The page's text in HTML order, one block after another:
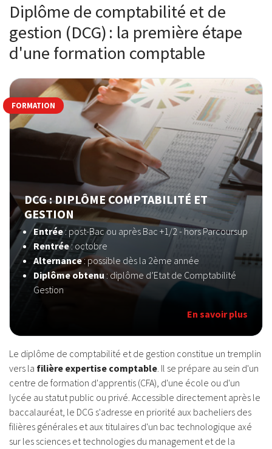
Diplôme de comptabilité et de
gestion (DCG) : la première étape
d'une formation comptable
DCG : DIPLÔME COMPTABILITÉ ET
GESTION
Entrée:post-Bac ou après Bac +1/2 - hors Parcoursup
Rentrée: octobre
Alternance: possible dès la 2ème année
Diplôme obtenu : diplôme d’Etat de Comptabilité
Gestion
En savoir plus
FORMATION
Le diplôme de comptabilité et de gestion constitue un tremplin
vers la filière expertise comptable. Il se prépare au sein d'un
centre de formation d'apprentis (CFA), d'une école ou d'un
lycée au statut public ou privé. Accessible directement après le
baccalauréat, le DCG s'adresse en priorité aux bacheliers des
filières générales et aux titulaires d'un bac technologique axé
sur les sciences et technologies du management et de la